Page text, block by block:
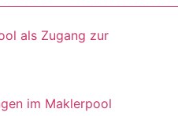
als Zugang zur
im Maklerpool